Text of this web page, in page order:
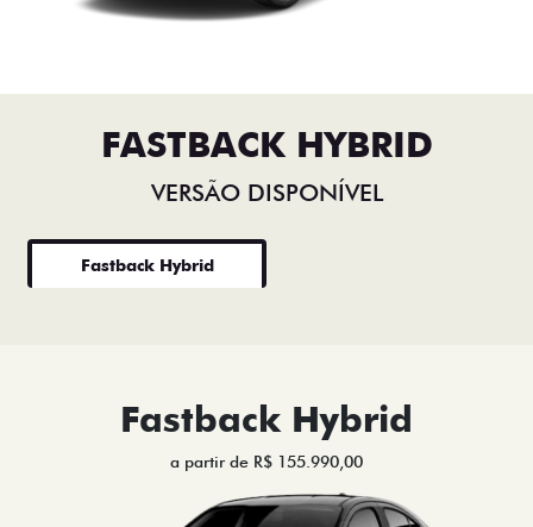
FASTBACK HYBRID
VERSÃO DISPONÍVEL
Fastback Hybrid
Fastback Hybrid
a partir de R$ 155.990,00